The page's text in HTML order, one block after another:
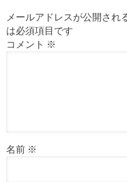
メールアドレスが公開され
は必須項目です
コメント ※
名前 ※